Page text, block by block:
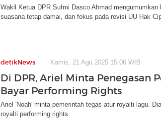
Wakil Ketua DPR Sufmi Dasco Ahmad
suasana tetap damai, dan fokus pada revisi UU Hak
detikNews Kamis, 21 Agu 2025 15:06 WIB
Di DPR, Ariel Minta Penegasan
Bayar Performing Rights
Ariel 'Noah' minta pemerintah tegas atur royalti lagu.
royalti performing rights.